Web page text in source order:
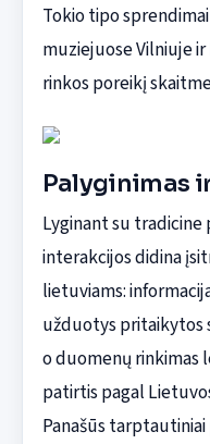
Tokio tipo
muziejuose Vilniuje
rinkos poreikį
Palyginimas
Lyginant su
interakcijos didina
lietuviams:
užduotys pritaikytos
o duomenų rinkimas
patirtis pagal
Panašūs